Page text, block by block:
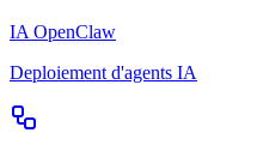
IA OpenClaw
Deploiement d'agents IA